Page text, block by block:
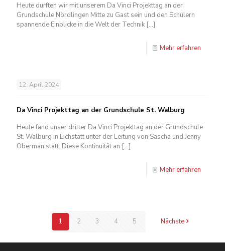
Heute durften wir mit unserem Da Vinci Projekttag an der
Grundschule Nördlingen Mitte zu Gast sein und den Schülern
spannende Einblicke in die Welt der Technik […]
Mehr erfahren
12. April 2024
Da Vinci Projekttag an der Grundschule St. Walburg
Heute fand unser dritter Da Vinci Projekttag an der Grundschule
St. Walburg in Eichstätt unter der Leitung von Sascha und Jenny
Oberman statt. Diese Kontinuität an […]
Mehr erfahren
1 2 3 4 5 Nächste